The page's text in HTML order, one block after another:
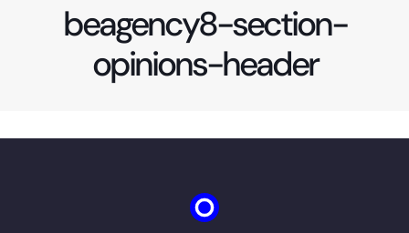
beagency8-section-
opinions-header